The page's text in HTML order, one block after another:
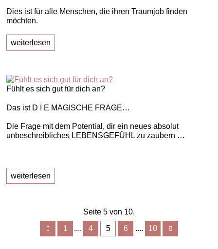
Dies ist für alle Menschen, die ihren Traumjob finden
möchten.
weiterlesen
Fühlt es sich gut für dich an?
Das ist D I E MAGISCHE FRAGE…
Die Frage mit dem Potential, dir ein neues absolut
unbeschreibliches LEBENSGEFÜHL zu zaubern …
weiterlesen
Seite 5 von 10.
1
.... 4 5 6 .... 10